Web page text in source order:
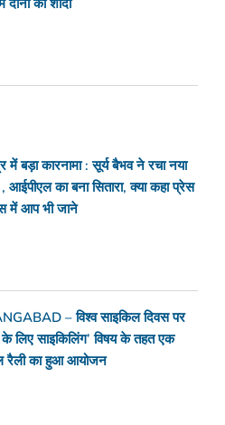
दोनो की शादी
बड़ा कारनामा : सूर्य बैभव ने रचा नया
, आईपीएल का बना सितारा, क्या कहा प्रेस
में आप भी जाने
– विश्व साइकिल दिवस पर
के लिए साइकिलिंग’ विषय के तहत एक
रैली का हुआ आयोजन